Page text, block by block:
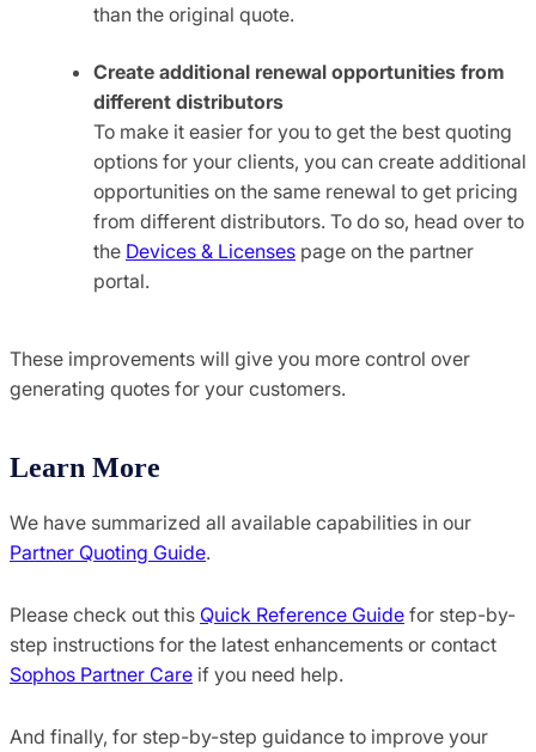
than the original quote.
Create additional renewal opportunities from
different distributors
To make it easier for you to get the best quoting
options for your clients, you can create additional
opportunities on the same renewal to get pricing
from different distributors. To do so, head over to
the Devices & Licenses page on the partner
portal.
These improvements will give you more control over
generating quotes for your customers.
Learn More
We have summarized all available capabilities in our
Partner Quoting Guide.
Please check out this Quick Reference Guide for step-by-
step instructions for the latest enhancements or contact
Sophos Partner Care if you need help.
And finally, for step-by-step guidance to improve your